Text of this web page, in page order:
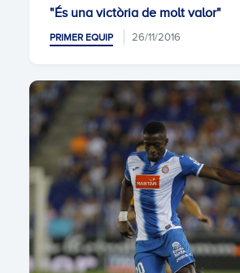
"És una victòria de molt valor"
PRIMER EQUIP 26/11/2016